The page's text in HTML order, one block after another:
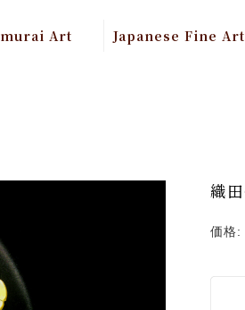
Art
Samurai Art
painting
統工芸品
Japanese Fine Art
Buddhism Painting
Architectural Art
屏風 Folding Screen
織
価格: